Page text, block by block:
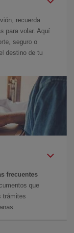
recuerda
para volar. Aquí
seguro o
destino de tu
frecuentes
que
trámites